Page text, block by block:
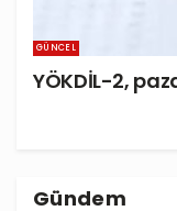
GÜNCEL
YÖKDİL-2,
Gündem